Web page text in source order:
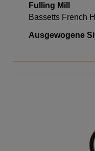
Fulling Mill
Bassetts French
Ausgewogene